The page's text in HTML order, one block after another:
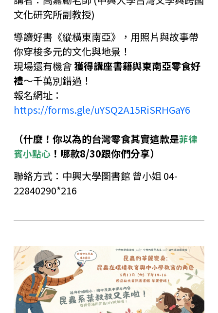
文化研究所副教授)
導讀好書《縱橫東南亞》，用照片與故事帶
你穿梭多元的文化與地景！
現場還有機會 獲得講座書籍與東南亞零食好
禮～千萬別錯過！
報名網址：
https://forms.gle/uYSQ2A15RiSRHGaY6
（什麼！你以為的台灣零食其實這款是菲律
賓小點心 ！哪款8/30跟你們分享）
聯絡方式：中興大學圖書館 曾小姐 04-
22840290*216